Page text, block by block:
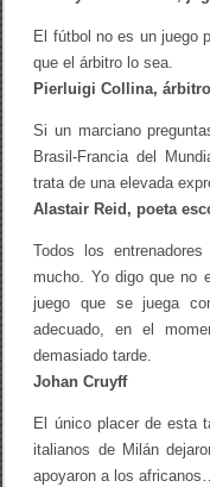
El fútbol no es un juego
que el árbitro lo sea.
Pierluigi Collina,
Si un marciano
Brasil-Francia del
trata de una elevada
Alastair Reid, poeta
Todos los
mucho. Yo digo que no
juego que se juega
adecuado, en el
demasiado tarde.
Johan Cruyff
El único placer de esta
italianos de Milán
apoyaron a los